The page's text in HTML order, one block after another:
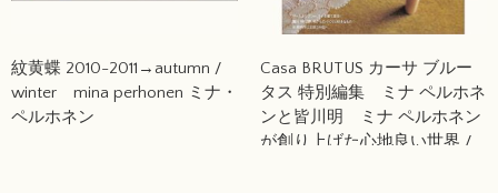
紋黄蝶 2010-2011→autumn /
winter mina perhonen ミナ・
ペルホネン
Casa BRUTUS カーサ ブルー
タス 特別編集 ミナ ペルホネ
ンと皆川明 ミナ ペルホネン
が創り上げた心地良い世界 /